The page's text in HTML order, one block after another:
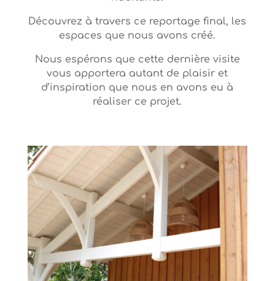
Découvrez à travers ce reportage final, les
espaces que nous avons créé.
Nous espérons que cette dernière visite
vous apportera autant de plaisir et
d’inspiration que nous en avons eu à
réaliser ce projet.